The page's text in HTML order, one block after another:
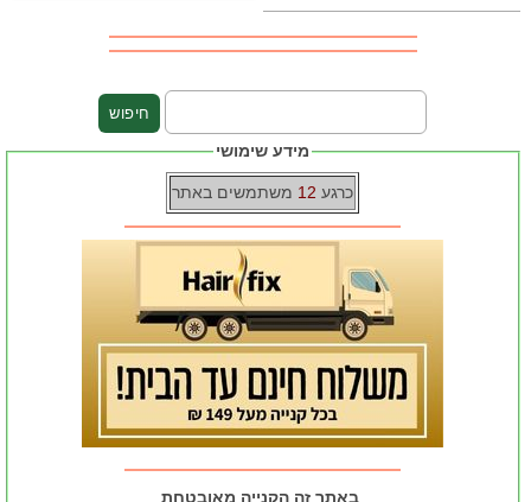
מידע שימושי
כרגע 12 משתמשים באתר